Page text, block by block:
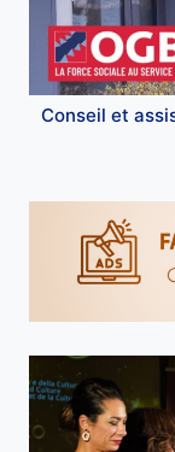
Conseil et